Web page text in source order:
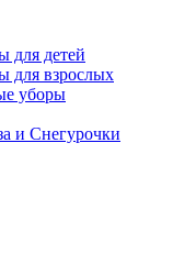
для детей
для взрослых
уборы
и Снегурочки